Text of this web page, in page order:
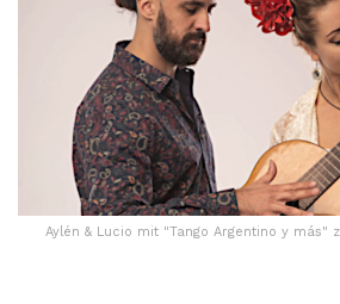
Aylén & Lucio mit "Tango Argentino y más"